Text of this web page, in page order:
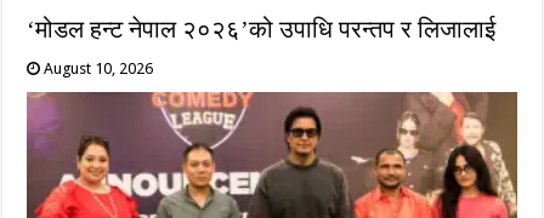
‘मोडल हन्ट नेपाल २०२६’को उपाधि परन्तप र लिजालाई
August 10, 2026